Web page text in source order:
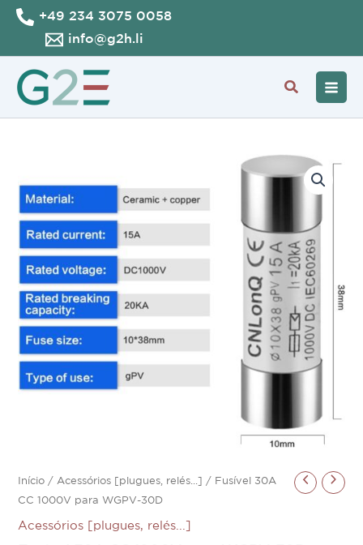
Skip
content
+49 234 3075 0058
info@g2h.li
Search
Início / Acessórios [plugues, relés...] / Fusível 30A
CC 1000V para WGPV-30D
Acessórios [plugues, relés...]